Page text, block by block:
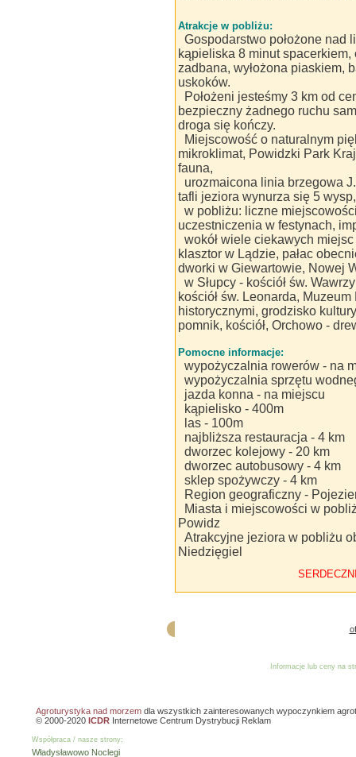
Atrakcje w pobliżu:
Gospodarstwo położone nad
kąpieliska 8 minut
zadbana, wyłożona piaskiem,
uskoków.
Położeni jesteśmy 3 km od
bezpieczny żadnego ruchu
droga się kończy.
Miejscowość o naturalnym
mikroklimat, Powidzki Park
fauna,
urozmaicona linia brzegowa
tafli jeziora wynurza się 5
w pobliżu: liczne
uczestniczenia w festynach,
wokół wiele ciekawych
klasztor w Lądzie, pałac
dworki w Giewartowie, Nowej
w Słupcy - kościół św.
kościół św. Leonarda,
historycznymi, grodzisko
pomnik, kościół, Orchowo -
Pomocne informacje:
wypożyczalnia rowerów - na
wypożyczalnia sprzętu
jazda konna - na miejscu
kąpielisko - 400m
las - 100m
najbliższa restauracja - 4 km
dworzec kolejowy - 20 km
dworzec autobusowy - 4 km
sklep spożywczy - 4 km
Region geograficzny -
Miasta i miejscowości w
Powidz
Atrakcyjne jeziora w pobliżu
Niedzięgiel
Informacje lub ceny na
Agroturystyka nad morzem dla wszystkich zainteresowanych wypoczynkiem
© 2000-2020 ICDR Internetowe Centrum Dystrybucji Reklam
Współpraca / nasze strony:
Władysławowo Noclegi